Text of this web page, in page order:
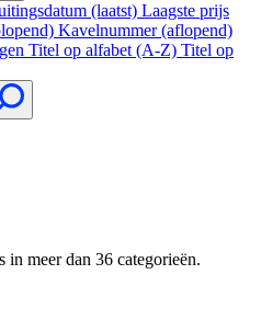
(laatst) Laagste prijs
Kavelnummer (aflopend)
Titel op alfabet (A-Z) Titel op
in meer dan 36 categorieën.